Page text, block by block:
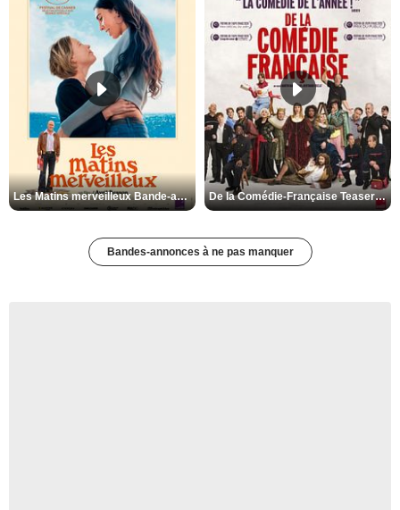
Les Matins merveilleux Bande-annonce VF De la Comédie-Française Teaser VF
Bandes-annonces à ne pas manquer